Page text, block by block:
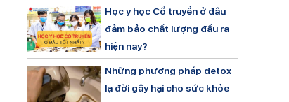
Học y học Cổ truyền ở đâu
đảm bảo chất lượng đầu ra
hiện nay?
Những phương pháp detox
lạ đời gây hại cho sức khỏe